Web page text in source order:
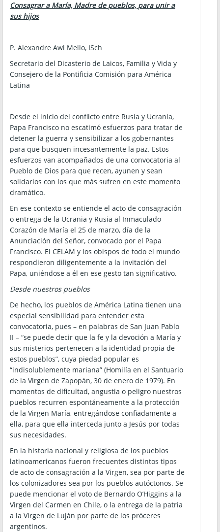
Consagrar a María, Madre de pueblos, para unir a
sus hijos
P. Alexandre Awi Mello, ISch
Secretario del Dicasterio de Laicos, Familia y Vida y
Consejero de la Pontificia Comisión para América
Latina
Desde el inicio del conflicto entre Rusia y Ucrania,
Papa Francisco no escatimó esfuerzos para tratar de
detener la guerra y sensibilizar a los gobernantes
para que busquen incesantemente la paz. Estos
esfuerzos van acompañados de una convocatoria al
Pueblo de Dios para que recen, ayunen y sean
solidarios con los que más sufren en este momento
dramático.
En ese contexto se entiende el acto de consagración
o entrega de la Ucrania y Rusia al Inmaculado
Corazón de María el 25 de marzo, día de la
Anunciación del Señor, convocado por el Papa
Francisco. El CELAM y los obispos de todo el mundo
respondieron diligentemente a la invitación del
Papa, uniéndose a él en ese gesto tan significativo.
Desde nuestros pueblos
De hecho, los pueblos de América Latina tienen una
especial sensibilidad para entender esta
convocatoria, pues – en palabras de San Juan Pablo
II – “se puede decir que la fe y la devoción a María y
sus misterios pertenecen a la identidad propia de
estos pueblos”, cuya piedad popular es
“indisolublemente mariana” (Homilía en el Santuario
de la Virgen de Zapopán, 30 de enero de 1979). En
momentos de dificultad, angustia o peligro nuestros
pueblos recurren espontáneamente a la protección
de la Virgen María, entregándose confiadamente a
ella, para que ella interceda junto a Jesús por todas
sus necesidades.
En la historia nacional y religiosa de los pueblos
latinoamericanos fueron frecuentes distintos tipos
de acto de consagración a la Virgen, sea por parte de
los colonizadores sea por los pueblos autóctonos. Se
puede mencionar el voto de Bernardo O’Higgins a la
Virgen del Carmen en Chile, o la entrega de la patria
a la Virgen de Luján por parte de los próceres
argentinos.